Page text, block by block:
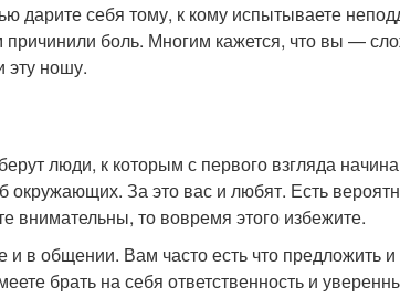
дарите себя тому, к кому испытываете
боль. Многим кажется, что вы —
эту ношу.
люди, к которым с первого взгляда
За это вас и любят. Есть
внимательны, то вовремя этого избежите.
в общении. Вам часто есть что предложить и
брать на себя ответственность и